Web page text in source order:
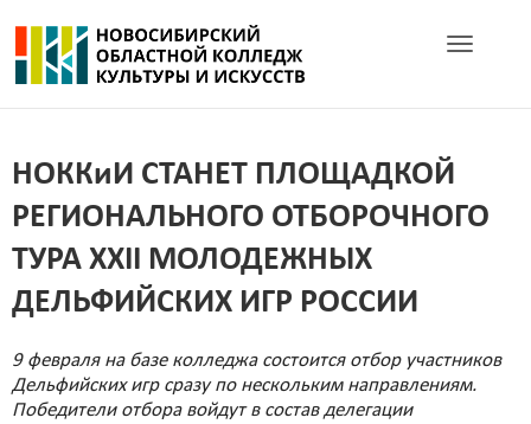
Toggle
НОККиИ СТАНЕТ ПЛОЩАДКОЙ
РЕГИОНАЛЬНОГО ОТБОРОЧНОГО
ТУРА XXII МОЛОДЕЖНЫХ
ДЕЛЬФИЙСКИХ ИГР РОССИИ
9 февраля на базе колледжа состоится отбор участников
Дельфийских игр сразу по нескольким направлениям.
Победители отбора войдут в состав делегации